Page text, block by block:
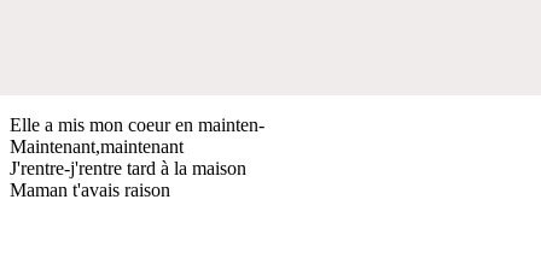
Elle a mis mon coeur en mainten-
Maintenant,maintenant
J'rentre-j'rentre tard à la maison
Maman t'avais raison